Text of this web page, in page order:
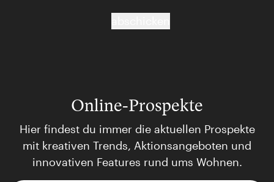
Online-Prospekte
Hier findest du immer die aktuellen Prospekte
mit kreativen Trends, Aktionsangeboten und
innovativen Features rund ums Wohnen.